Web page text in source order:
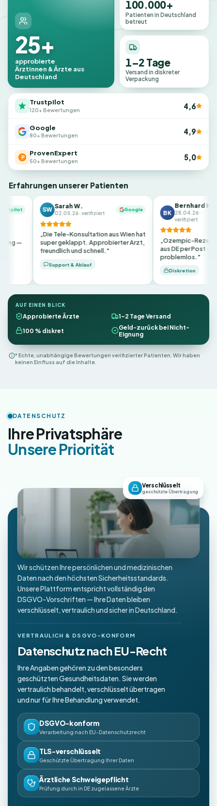
25+
approbierte
Ärztinnen & Ärzte aus
Deutschland
100.000+
Patienten in Deutschland
betreut
1–2 Tage
Versand in diskreter
Verpackung
Trustpilot
120+ Bewertungen 4,6
Google
80+ Bewertungen 4,9
ProvenExpert
50+ Bewertungen 5,0
Erfahrungen unserer Patienten
Sarah W.
02.05.26 · verifiziert
Google
Tele-Konsultation aus Wien hat
geklappt. Approbierter Arzt,
und schnell."
BK
Bernhard K.
28.04.26 ·
ProvenExpert
„Ozempic-Rezept innerhalb 24h
aus DE per Post — auch in Salzburg
AUF EINEN BLICK
Approbierte Ärzte
1–2 Tage Versand
100 % diskret
Geld-zurück bei Nicht-
Eignung
* Echte, unabhängige Bewertungen verifizierter Patienten. Wir haben
keinen Einfluss auf die Inhalte.
DATENSCHUTZ
Ihre Privatsphäre
Unsere Priorität
Verschlüsselt
geschützte Übertragung
Wir schützen Ihre persönlichen und medizinischen
Daten nach den höchsten Sicherheitsstandards.
Unsere Plattform entspricht vollständig den
DSGVO-Vorschriften — Ihre Daten bleiben
verschlüsselt, vertraulich und sicher in Deutschland.
VERTRAULICH & DSGVO-KONFORM
Datenschutz nach EU-Recht
Ihre Angaben gehören zu den besonders
geschützten Gesundheitsdaten. Sie werden
vertraulich behandelt, verschlüsselt übertragen
und nur für Ihre Behandlung verwendet.
DSGVO-konform
Verarbeitung nach EU-Datenschutzrecht
TLS-verschlüsselt
Geschützte Übertragung Ihrer Daten
Ärztliche Schweigepflicht
Prüfung durch in DE zugelassene Ärzte